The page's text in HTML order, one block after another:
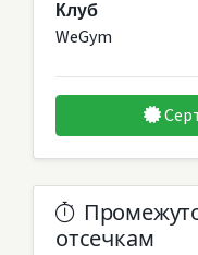
Клуб
WeGym
отсечкам